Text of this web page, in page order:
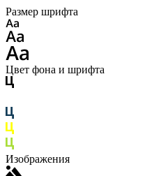
Размер шрифта
Цвет фона и шрифта
Изображения